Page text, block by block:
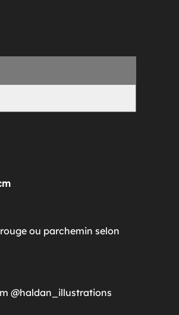
ou parchemin selon
@haldan_illustrations